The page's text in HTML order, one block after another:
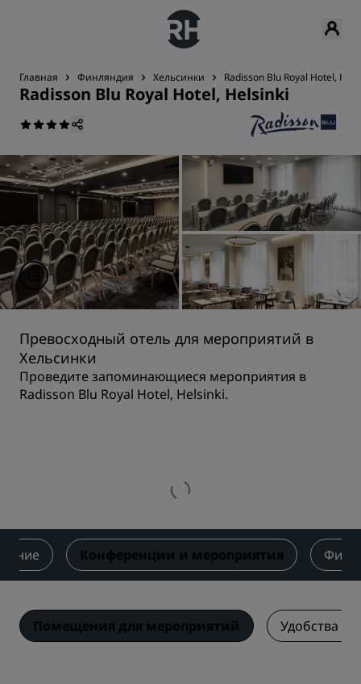
Главная Финляндия Хельсинки Radisson Blu Royal Hotel,
Radisson Blu Royal Hotel, Helsinki
Превосходный отель для мероприятий в
Хельсинки
Проведите запоминающиеся мероприятия в
Radisson Blu Royal Hotel, Helsinki.
Конференции и мероприятия
Помещения для мероприятий Удобства и